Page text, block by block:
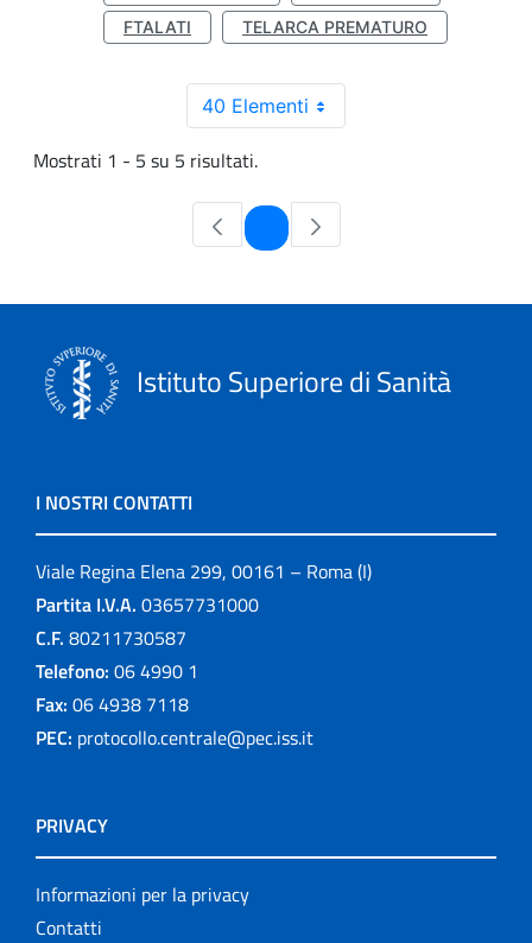
FTALATI
TELARCA PREMATURO
40 Elementi
Mostrati 1 - 5 su 5 risultati.
Pagina
Istituto Superiore di Sanità
I NOSTRI CONTATTI
Viale Regina Elena 299, 00161 – Roma (I)
Partita I.V.A. 03657731000
C.F. 80211730587
Telefono: 06 4990 1
Fax: 06 4938 7118
PEC: protocollo.centrale@pec.iss.it
PRIVACY
Informazioni per la privacy
Contatti